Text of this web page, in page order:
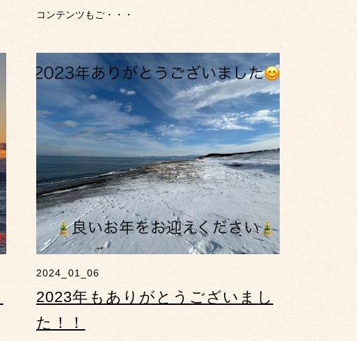
コンテンツもご・・・
2024_01_06
2023年もありがとうございまし
た！！